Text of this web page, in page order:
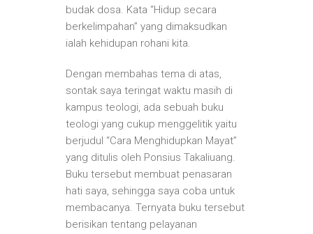
budak dosa. Kata “Hidup secara
berkelimpahan” yang dimaksudkan
ialah kehidupan rohani kita.
Dengan membahas tema di atas,
sontak saya teringat waktu masih di
kampus teologi, ada sebuah buku
teologi yang cukup menggelitik yaitu
berjudul “Cara Menghidupkan Mayat”
yang ditulis oleh Ponsius Takaliuang.
Buku tersebut membuat penasaran
hati saya, sehingga saya coba untuk
membacanya. Ternyata buku tersebut
berisikan tentang pelayanan